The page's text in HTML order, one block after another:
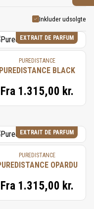
autoriseret
er brandets
sidestykke. Hver
extrait, udstråler
der fik carte
leveres med et
af grundlæggeren
Inkluder udsolgte
EXTRAIT DE PARFUM
PUREDISTANCE
PUREDISTANCE BLACK
Fra 1.315,00 kr.
EXTRAIT DE PARFUM
PUREDISTANCE
OPARDU
Fra 1.315,00 kr.